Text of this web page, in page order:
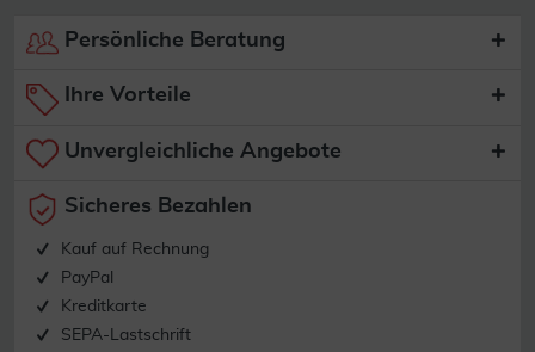
Persönliche Beratung
Ihre Vorteile
Unvergleichliche Angebote
Sicheres Bezahlen
Kauf auf Rechnung
PayPal
Kreditkarte
SEPA-Lastschrift